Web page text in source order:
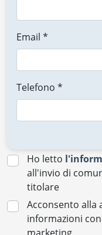
Email *
Telefono *
Ho letto
all'invio di
titolare
Acconsento alla
informazioni